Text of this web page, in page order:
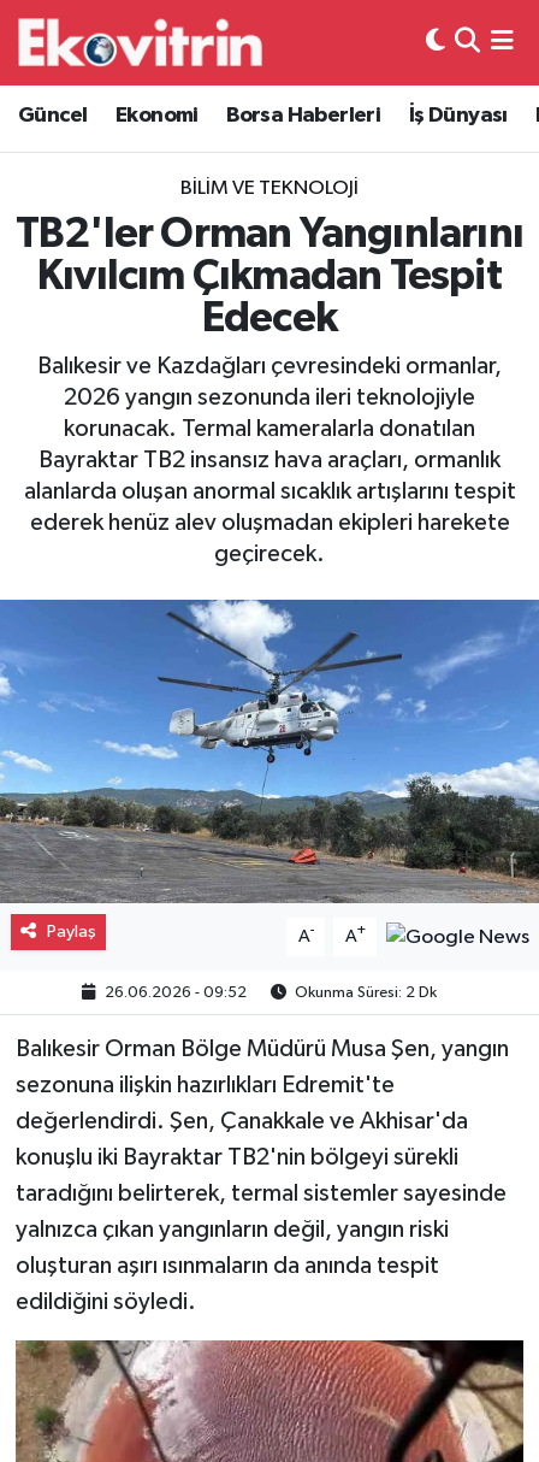
Güncel Ekonomi Borsa Haberleri İş Dünyası
BILIM VE TEKNOLOJI
TB2'ler Orman Yangınlarını
Kıvılcım Çıkmadan Tespit
Edecek
Balıkesir ve Kazdağları çevresindeki ormanlar,
2026 yangın sezonunda ileri teknolojiyle
korunacak. Termal kameralarla donatılan
Bayraktar TB2 insansız hava araçları, ormanlık
alanlarda oluşan anormal sıcaklık artışlarını tespit
ederek henüz alev oluşmadan ekipleri harekete
geçirecek.
Paylaş A- A+
26.06.2026 - 09:52 Okunma Süresi: 2 Dk
Balıkesir Orman Bölge Müdürü Musa Şen, yangın
sezonuna ilişkin hazırlıkları Edremit'te
değerlendirdi. Şen, Çanakkale ve Akhisar'da
konuşlu iki Bayraktar TB2'nin bölgeyi sürekli
taradığını belirterek, termal sistemler sayesinde
yalnızca çıkan yangınların değil, yangın riski
oluşturan aşırı ısınmaların da anında tespit
edildiğini söyledi.
Güncel
Ekonomi
Borsa Haberleri
İş Dünyası
Otovitrin
Asayiş
Magazin
Eğitim
Hava Durumu
Trafik Durumu
Süper Lig Puan Durumu ve Fikstür
Tüm Manşetler
Son Dakika Haberleri
Haber Arşivi